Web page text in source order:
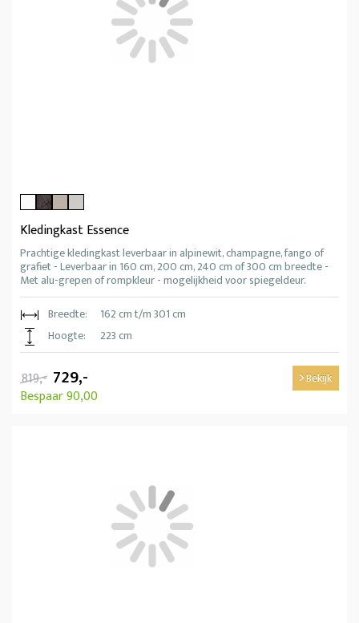
Kledingkast Essence
Prachtige kledingkast leverbaar in alpinewit, champagne, fango of
grafiet - Leverbaar in 160 cm, 200 cm, 240 cm of 300 cm breedte -
Met alu-grepen of rompkleur - mogelijkheid voor spiegeldeur.
Breedte:
162 cm t/m 301 cm
Hoogte:
223 cm
819,- 729,-
Bespaar 90,00
Bekijk